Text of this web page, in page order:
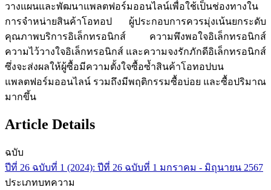
วางแผนและพัฒนาแพลตฟอร์มออนไลน์เพื่อใช้เป็นช่องทางใน
การจำหน่ายสินค้าโอทอป ผู้ประกอบการควรมุ่งเน้นยกระดับ
คุณภาพบริการอิเล็กทรอนิกส์ ความพึงพอใจอิเล็กทรอนิกส์
ความไว้วางใจอิเล็กทรอนิกส์ และความจงรักภักดีอิเล็กทรอนิกส์
ซึ่งจะส่งผลให้ผู้ซื้อมีความตั้งใจซื้อซ้ำสินค้าโอทอปบน
แพลตฟอร์มออนไลน์ รวมถึงมีพฤติกรรมซื้อบ่อย และซื้อปริมาณ
มากขึ้น
Article Details
ฉบับ
ปีที่ 26 ฉบับที่ 1 (2024): ปีที่ 26 ฉบับที่ 1 มกราคม - มิถุนายน 2567
ประเภทบทความ